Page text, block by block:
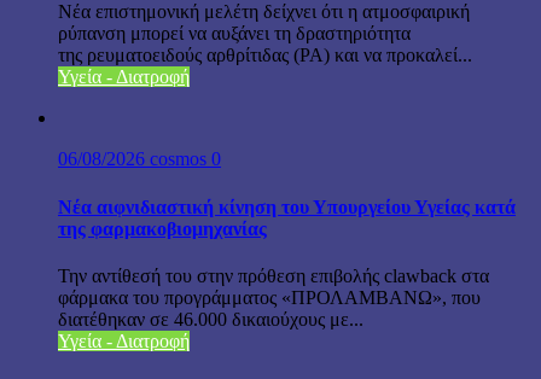
Νέα επιστημονική μελέτη δείχνει ότι η ατμοσφαιρική
ρύπανση μπορεί να αυξάνει τη δραστηριότητα
της ρευματοειδούς αρθρίτιδας (ΡΑ) και να προκαλεί...
Υγεία - Διατροφή
06/08/2026 cosmos 0
Νέα αιφνιδιαστική κίνηση του Υπουργείου Υγείας κατά
της φαρμακοβιομηχανίας
Την αντίθεσή του στην πρόθεση επιβολής clawback στα
φάρμακα του προγράμματος «ΠΡΟΛΑΜΒΑΝΩ», που
διατέθηκαν σε 46.000 δικαιούχους με...
Υγεία - Διατροφή